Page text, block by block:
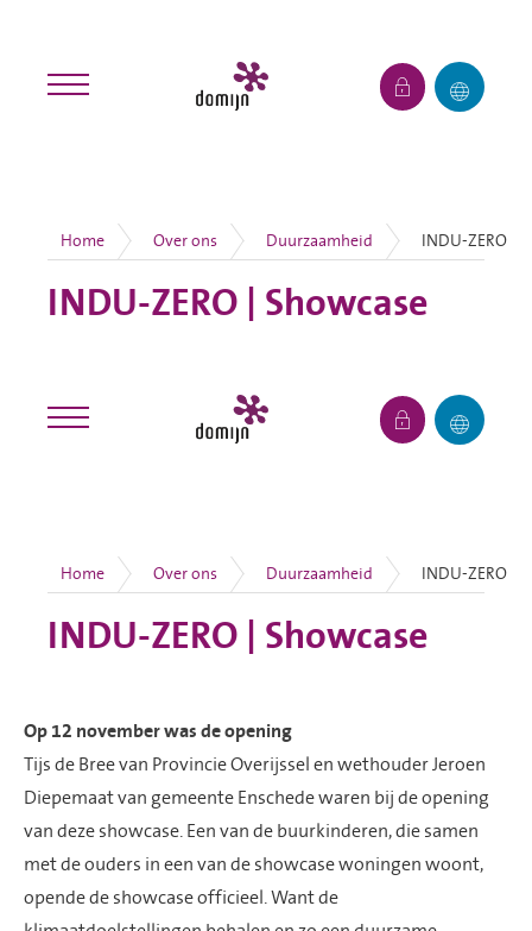
Op 12 november was de opening
Tijs de Bree van Provincie Overijssel en wethouder Jeroen
Diepemaat van gemeente Enschede waren bij de opening
van deze showcase. Een van de buurkinderen, die samen
met de ouders in een van de showcase woningen woont,
opende de showcase officieel. Want de